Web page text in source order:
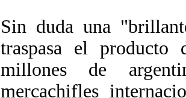
Sin duda una
traspasa el
millones de
mercachifles